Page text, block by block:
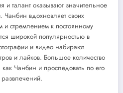
и талант оказывают значительное
Чанбин вдохновляет своих
и стремлением к постоянному
широкой популярностью в
и видео набирают
и лайков. Большое количество
как Чанбин и проследовать по его